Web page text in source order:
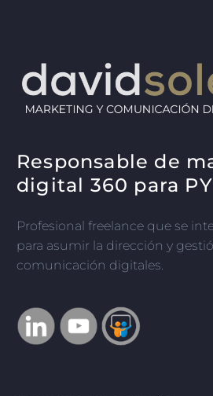
Responsable de
digital 360 para
Profesional freelance que se
para asumir la dirección y
comunicación digitales.